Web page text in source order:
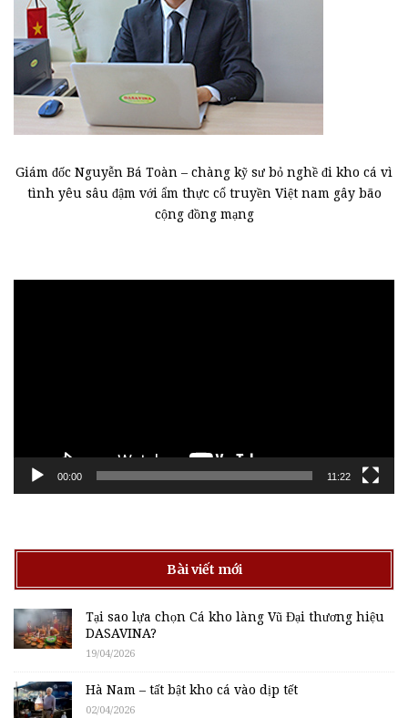
Giám đốc Nguyễn Bá Toàn – chàng kỹ sư bỏ nghề đi kho cá vì
tình yêu sâu đậm với ẩm thực cổ truyền Việt nam gây bão
cộng đồng mạng
00:00 11:22
Bài viết mới
Tại sao lựa chọn Cá kho làng Vũ Đại thương hiệu
DASAVINA?
19/04/2026
Hà Nam – tất bật kho cá vào dịp tết
02/04/2026